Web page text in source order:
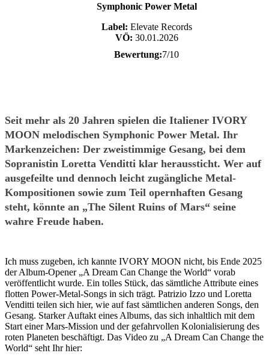
Symphonic Power Metal
Label: Elevate Records
VÖ: 30.01.2026
Bewertung:7/10
Seit mehr als 20 Jahren spielen die Italiener IVORY
MOON melodischen Symphonic Power Metal. Ihr
Markenzeichen: Der zweistimmige Gesang, bei dem
Sopranistin Loretta Venditti klar heraussticht. Wer auf
ausgefeilte und dennoch leicht zugängliche Metal-
Kompositionen sowie zum Teil opernhaften Gesang
steht, könnte an „The Silent Ruins of Mars“ seine
wahre Freude haben.
Ich muss zugeben, ich kannte IVORY MOON nicht, bis Ende 2025
der Album-Opener „A Dream Can Change the World“ vorab
veröffentlicht wurde. Ein tolles Stück, das sämtliche Attribute eines
flotten Power-Metal-Songs in sich trägt. Patrizio Izzo und Loretta
Venditti teilen sich hier, wie auf fast sämtlichen anderen Songs, den
Gesang. Starker Auftakt eines Albums, das sich inhaltlich mit dem
Start einer Mars-Mission und der gefahrvollen Kolonialisierung des
roten Planeten beschäftigt. Das Video zu „A Dream Can Change the
World“ seht Ihr hier: